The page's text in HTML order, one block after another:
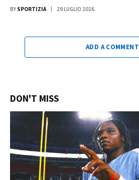
BY SPORTIZIA 29 LUGLIO 2026
ADD A COMMENT
DON'T MISS